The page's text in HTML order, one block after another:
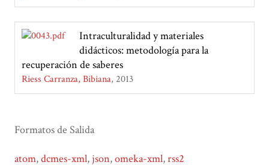
Intraculturalidad y materiales
didácticos: metodología para la
recuperación de saberes
Riess Carranza, Bibiana 2013
Formatos de Salida
atom,dcmes-xml, json,omeka-xml,rss2